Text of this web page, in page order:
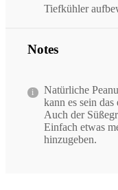
Tiefkühler
Notes
Natürliche
kann es sein
Auch der
Einfach etwas
hinzugeben.